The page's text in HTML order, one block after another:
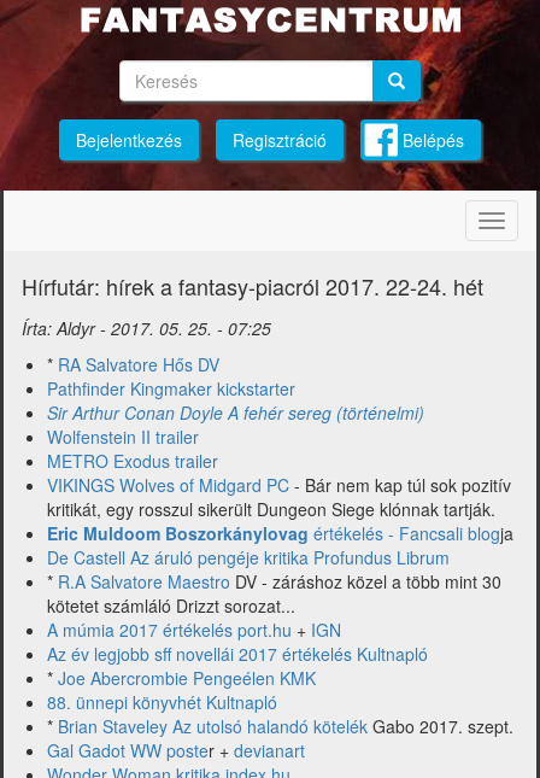
Ugrás
tartalomra
Keresés Keresés
Bejelentkezés Regisztráció Belépés
Hírfutár: hírek a fantasy-piacról 2017. 22-24. hét
Írta:Aldyr- 2017. 05. 25. - 07:25
* RA Salvatore Hős DV
Pathfinder Kingmaker kickstarter
Sir Arthur Conan Doyle A fehér sereg (történelmi)
Wolfenstein II trailer
METRO Exodus trailer
VIKINGS Wolves of Midgard PC - Bár nem kap túl sok pozitív
kritikát, egy rosszul sikerült Dungeon Siege klónnak tartják.
Eric Muldoom Boszorkánylovag értékelés - Fancsali blogja
De Castell Az áruló pengéje kritika Profundus Librum
* R.A Salvatore Maestro DV - záráshoz közel a több mint 30
kötetet számláló Drizzt sorozat...
A múmia 2017 értékelés port.hu + IGN
Az év legjobb sff novellái 2017 értékelés Kultnapló
* Joe Abercrombie Pengeélen KMK
88. ünnepi könyvhét Kultnapló
* Brian Staveley Az utolsó halandó kötelék Gabo 2017. szept.
Gal Gadot WW poster + devianart